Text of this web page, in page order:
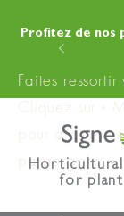
Profitez de nos
Faites
Cliquez sur «
pour ajouter
paragraphe.
Horticultural
for